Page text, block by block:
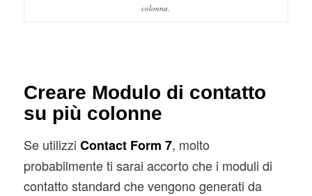
colonna.
Creare Modulo di contatto
su più colonne
Se utilizzi Contact Form 7, molto
probabilmente ti sarai accorto che i moduli di
contatto standard che vengono generati da